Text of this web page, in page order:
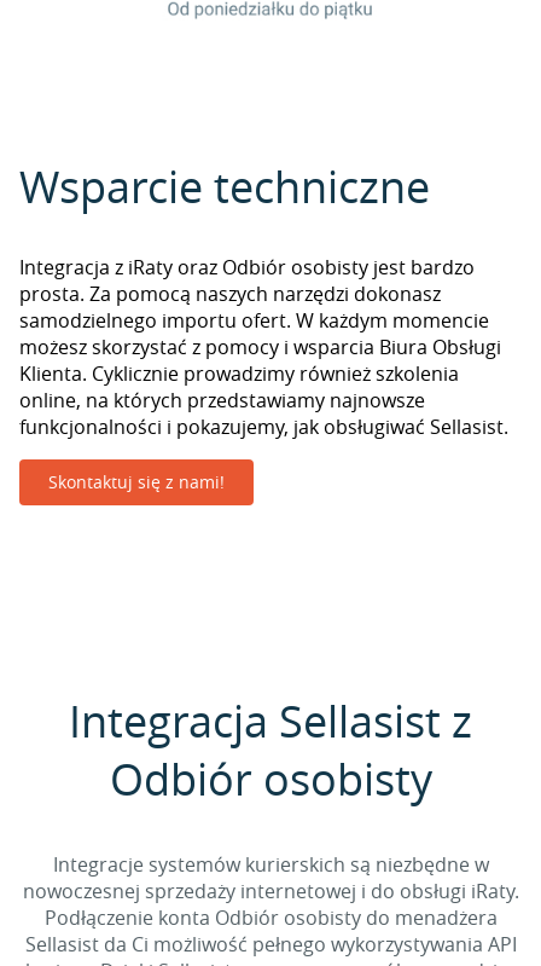
Wsparcie techniczne
Integracja z iRaty oraz Odbiór osobisty jest bardzo
prosta. Za pomocą naszych narzędzi dokonasz
samodzielnego importu ofert. W każdym momencie
możesz skorzystać z pomocy i wsparcia Biura Obsługi
Klienta. Cyklicznie prowadzimy również szkolenia
online, na których przedstawiamy najnowsze
funkcjonalności i pokazujemy, jak obsługiwać Sellasist.
Skontaktuj się z nami!
Integracja Sellasist z
Odbiór osobisty
Integracje systemów kurierskich są niezbędne w
nowoczesnej sprzedaży internetowej i do obsługi iRaty.
Podłączenie konta Odbiór osobisty do menadżera
Sellasist da Ci możliwość pełnego wykorzystywania API